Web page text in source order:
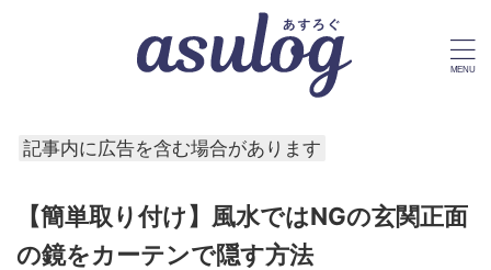
記事内に広告を含む場合があります
【簡単取り付け】風水ではNGの玄関正面
の鏡をカーテンで隠す方法